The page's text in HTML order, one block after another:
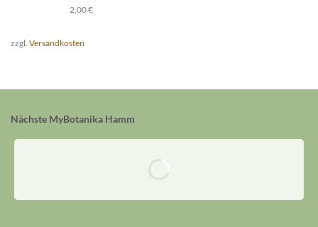
2,00€
zzgl. Versandkosten
Nächste MyBotanika Hamm